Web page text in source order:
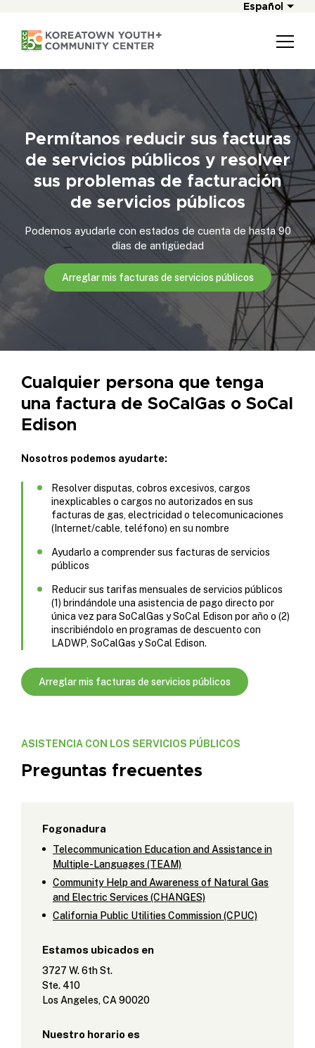
Español
Permítanos reducir sus facturas
de servicios públicos y resolver
sus problemas de facturación
de servicios públicos
Podemos ayudarle con estados de cuenta de hasta 90
días de antigüedad
Arreglar mis facturas de servicios públicos
Cualquier persona que tenga
una factura de SoCalGas o SoCal
Edison
Nosotros podemos ayudarte:
Resolver disputas, cobros excesivos, cargos
inexplicables o cargos no autorizados en sus
facturas de gas, electricidad o telecomunicaciones
(Internet/cable, teléfono) en su nombre
Ayudarlo a comprender sus facturas de servicios
públicos
Reducir sus tarifas mensuales de servicios públicos
(1) brindándole una asistencia de pago directo por
única vez para SoCalGas y SoCal Edison por año o (2)
inscribiéndolo en programas de descuento con
LADWP, SoCalGas y SoCal Edison.
Arreglar mis facturas de servicios públicos
ASISTENCIA CON LOS SERVICIOS PÚBLICOS
Preguntas frecuentes
Fogonadura
Telecommunication Education and Assistance in
Multiple-Languages (TEAM)
Community Help and Awareness of Natural Gas
and Electric Services (CHANGES)
California Public Utilities Commission (CPUC)
Estamos ubicados en
3727 W. 6th St.
Ste. 410
Los Angeles, CA 90020
Nuestro horario es